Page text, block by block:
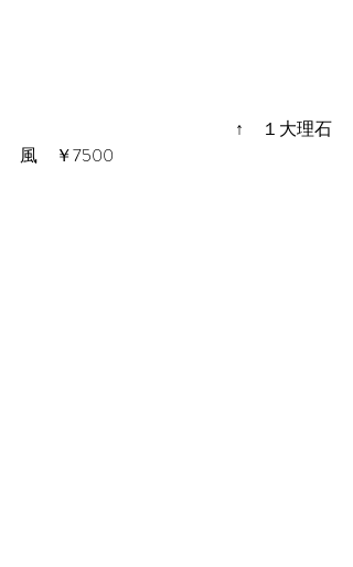
風　￥7500